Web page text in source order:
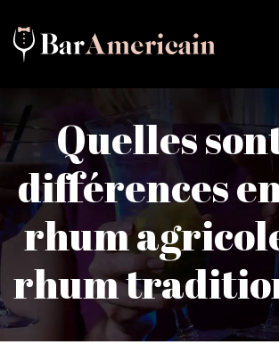
Quelles
différences
rhum
rhum